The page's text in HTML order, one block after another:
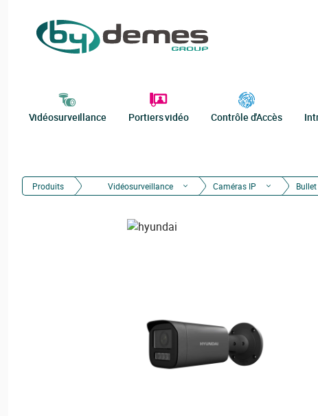
Vidéosurveillance Portiers vidéo Contrôle d'Accès
Produits Vidéosurveillance Caméras IP Bullet